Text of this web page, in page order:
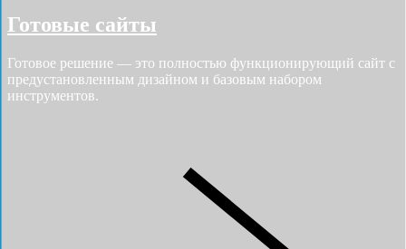
Готовые сайты
Готовое решение — это полностью функционирующий сайт с
предустановленным дизайном и базовым набором
инструментов.